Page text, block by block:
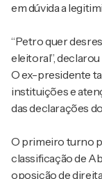
em dúvida a
“Petro quer
eleitoral”,
O ex-presidente
instituições e
das declarações
O primeiro turno
classificação de
oposição de